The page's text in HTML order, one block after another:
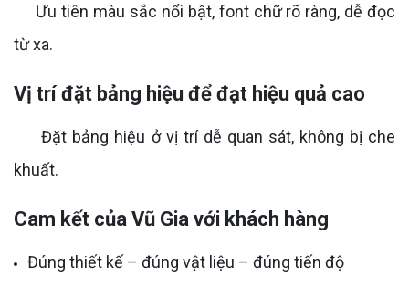
Ưu tiên màu sắc nổi bật, font chữ rõ ràng, dễ đọc
từ xa.
Vị trí đặt bảng hiệu để đạt hiệu quả cao
Đặt bảng hiệu ở vị trí dễ quan sát, không bị che
khuất.
Cam kết của Vũ Gia với khách hàng
Đúng thiết kế – đúng vật liệu – đúng tiến độ